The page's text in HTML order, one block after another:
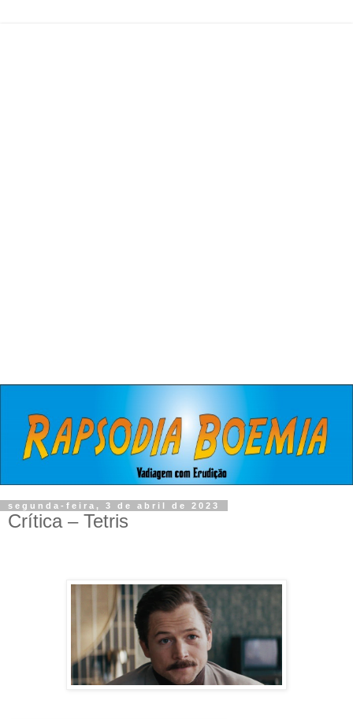
segunda-feira, 3 de abril de 2023
Crítica – Tetris